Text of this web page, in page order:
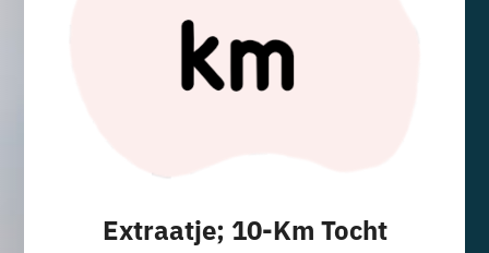
Extraatje; 10-Km Tocht